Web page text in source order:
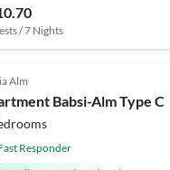
/ 7 Nights
Alm
Babsi-Alm Type C
Responder